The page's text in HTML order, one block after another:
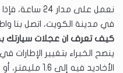
نعمل على مدار
في مدينة الكويت، اتصل بنا
كيف تعرف ان عجلات سيارتك
ينصح الخبراء بتغيير
الأخاديد فيه